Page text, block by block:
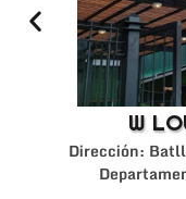
W
Dirección: